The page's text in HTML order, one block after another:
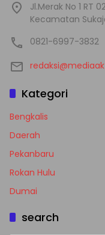
Jl.Merak No 1 RT
Kecamatan
0821-6997-3832
Kategori
Bengkalis
Daerah
Pekanbaru
Rokan Hulu
Dumai
search